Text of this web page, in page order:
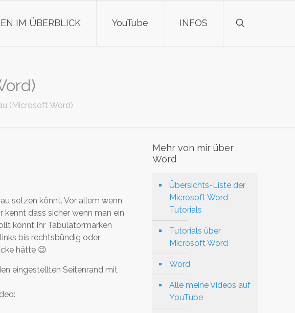
IM ÜBERBLICK YouTube INFOS
(Microsoft Word)
setzen könnt. Vor allem wenn
dass sicher wenn man ein
könnt Ihr Tabulatormarken
bis rechtsbündig oder
hätte 😉
eingestellten Seitenrand mit
Mehr von mir über
Word
Übersichts-Liste der
Microsoft Word
Tutorials
Tutorials über
Microsoft Word
Word
Alle meine Videos auf
YouTube